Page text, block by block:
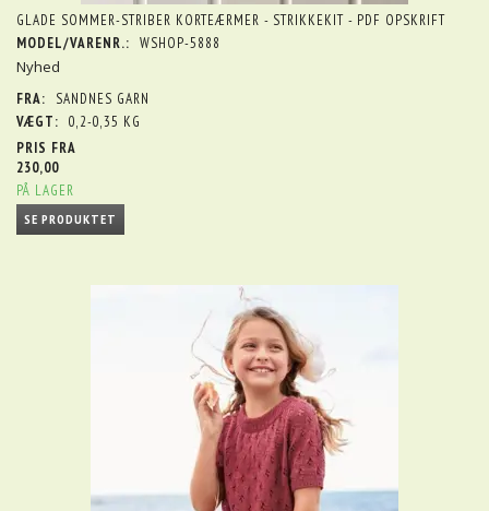
GLADE SOMMER-STRIBER KORTEÆRMER - STRIKKEKIT - PDF OPSKRIFT
MODEL/VARENR.: WSHOP-5888
Nyhed
FRA:
SANDNES GARN
VÆGT: 0,2-0,35 KG
PRIS FRA
230,00
PÅ LAGER
SE PRODUKTET